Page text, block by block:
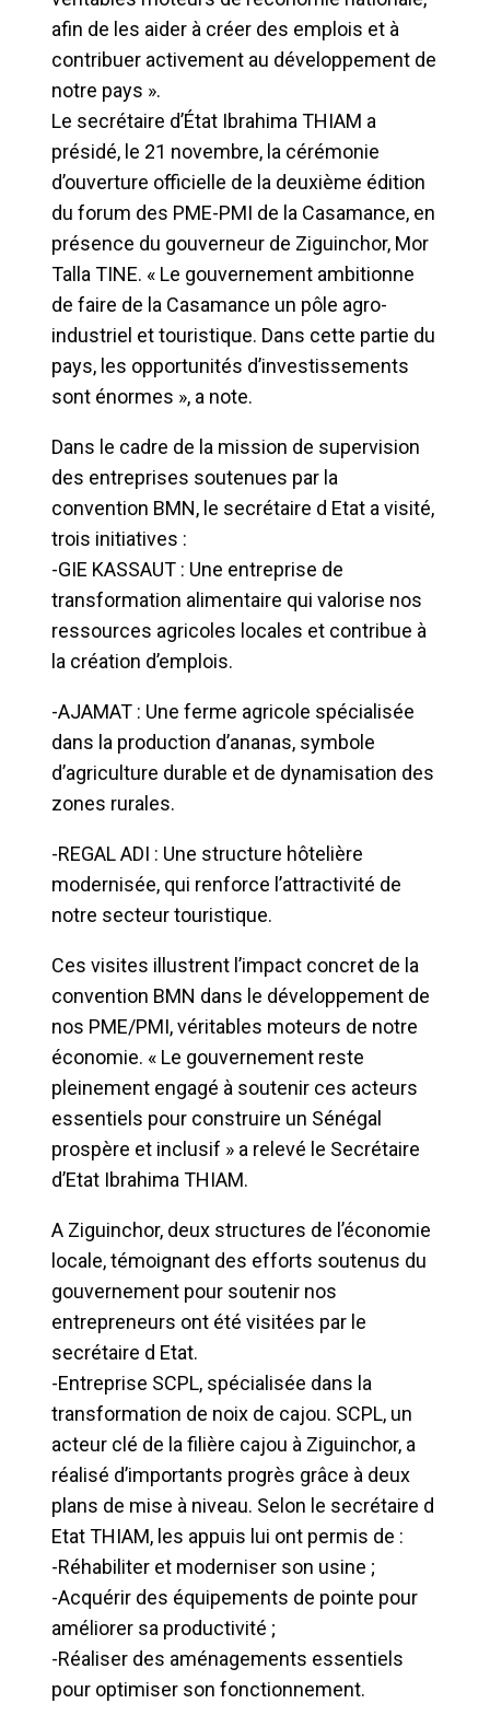
afin de les aider à créer des emplois et à
contribuer activement au développement de
notre pays ».
Le secrétaire d’État Ibrahima THIAM a
présidé, le 21 novembre, la cérémonie
d’ouverture officielle de la deuxième édition
du forum des PME-PMI de la Casamance, en
présence du gouverneur de Ziguinchor, Mor
Talla TINE. « Le gouvernement ambitionne
de faire de la Casamance un pôle agro-
industriel et touristique. Dans cette partie du
pays, les opportunités d’investissements
sont énormes », a note.
Dans le cadre de la mission de supervision
des entreprises soutenues par la
convention BMN, le secrétaire d Etat a visité,
trois initiatives :
-GIE KASSAUT : Une entreprise de
transformation alimentaire qui valorise nos
ressources agricoles locales et contribue à
la création d’emplois.
-AJAMAT : Une ferme agricole spécialisée
dans la production d’ananas, symbole
d’agriculture durable et de dynamisation des
zones rurales.
-REGAL ADI : Une structure hôtelière
modernisée, qui renforce l’attractivité de
notre secteur touristique.
Ces visites illustrent l’impact concret de la
convention BMN dans le développement de
nos PME/PMI, véritables moteurs de notre
économie. « Le gouvernement reste
pleinement engagé à soutenir ces acteurs
essentiels pour construire un Sénégal
prospère et inclusif » a relevé le Secrétaire
d’Etat Ibrahima THIAM.
A Ziguinchor, deux structures de l’économie
locale, témoignant des efforts soutenus du
gouvernement pour soutenir nos
entrepreneurs ont été visitées par le
secrétaire d Etat.
-Entreprise SCPL, spécialisée dans la
transformation de noix de cajou. SCPL, un
acteur clé de la filière cajou à Ziguinchor, a
réalisé d’importants progrès grâce à deux
plans de mise à niveau. Selon le secrétaire d
Etat THIAM, les appuis lui ont permis de :
-Réhabiliter et moderniser son usine ;
-Acquérir des équipements de pointe pour
améliorer sa productivité ;
-Réaliser des aménagements essentiels
pour optimiser son fonctionnement.